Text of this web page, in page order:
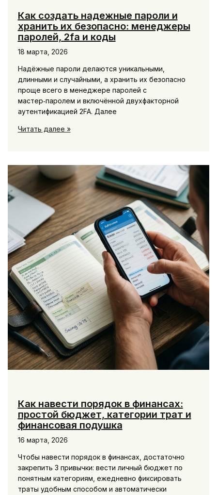
Как создать надежные пароли и
хранить их безопасно: менеджеры
паролей, 2fa и коды
18 марта, 2026
Надёжные пароли делаются уникальными,
длинными и случайными, а хранить их безопасно
проще всего в менеджере паролей с
мастер‑паролем и включённой двухфакторной
аутентификацией 2FA. Далее
Как
и
их
безопасно:
менеджеры
паролей,
2fa
и
коды
Читать далее »
Как навести порядок в финансах:
простой бюджет, категории трат и
финансовая подушка
16 марта, 2026
Чтобы навести порядок в финансах, достаточно
закрепить 3 привычки: вести личный бюджет по
понятным категориям, ежедневно фиксировать
траты удобным способом и автоматически